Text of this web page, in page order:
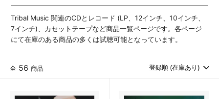
Tribal Music 関連のCDとレコード (LP、12インチ、10インチ、
7インチ)、カセットテープなど商品一覧ページです。各ページ
にて在庫のある商品の多くは試聴可能となっています。
全 56 商品